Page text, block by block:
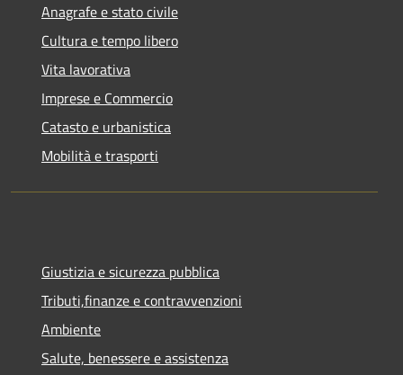
Anagrafe e stato civile
Cultura e tempo libero
Vita lavorativa
Imprese e Commercio
Catasto e urbanistica
Mobilità e trasporti
Giustizia e sicurezza pubblica
Tributi,finanze e contravvenzioni
Ambiente
Salute, benessere e assistenza